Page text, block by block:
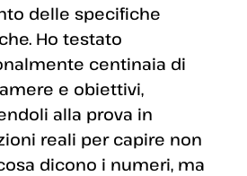
delle specifiche
Ho testato
centinaia di
e obiettivi,
alla prova in
reali per capire non
dicono i numeri, ma